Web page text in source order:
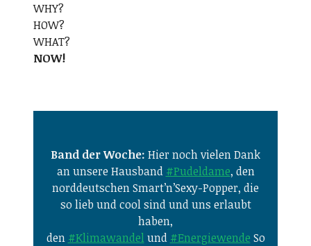
WHY?
HOW?
WHAT?
NOW!
Band der Woche: Hier noch vielen Dank
an unsere Hausband #Pudeldame, den
norddeutschen Smart’n’Sexy-Popper, die
so lieb und cool sind und uns erlaubt
haben,
den #Klimawandel und #Energiewende So